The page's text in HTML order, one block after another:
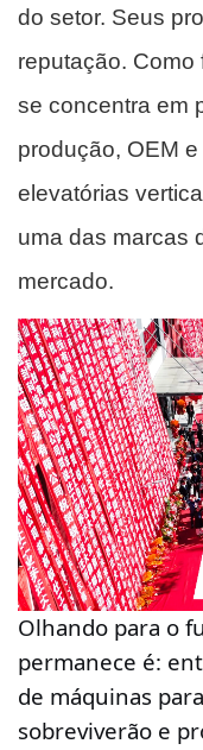
do setor. Seus
reputação. Como
se concentra em
produção, OEM
elevatórias
uma das marcas
mercado.
Olhando para o
permanece é:
de máquinas
sobreviverão e